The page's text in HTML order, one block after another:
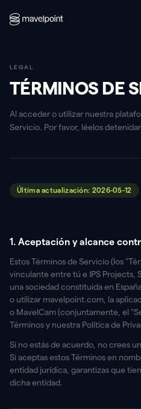
LEGAL
TÉRMINOS DE
Al acceder o utilizar nuestra
Servicio. Por favor, léelos
Última actualización: 2026-05-12
1. Aceptación y alcance
Estos Términos de Servicio (los
vinculante entre tú e IPS Projects,
una sociedad constituida en
o utilizar mavelpoint.com, la
o MavelCam (conjuntamente, el
Términos y nuestra Política de
Si no estás de acuerdo, no crees
Si aceptas estos Términos en
entidad jurídica, garantizas que
dicha entidad.